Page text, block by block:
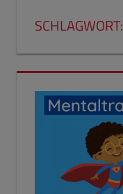
SCHLAGWORT: